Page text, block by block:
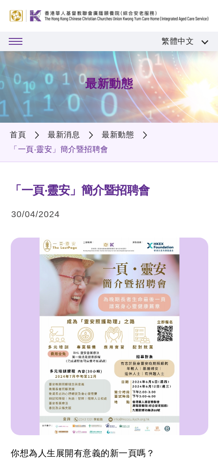
繁體中文
最新動態
首頁 最新消息
最新動態
「一頁‧靈安」簡介暨招聘會
「一頁‧靈安」簡介暨招聘會
30/04/2024
你想為人生展開有意義的新一頁嗎？